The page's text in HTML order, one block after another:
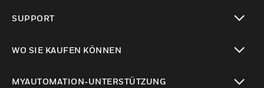
SUPPORT
WO SIE KAUFEN KÖNNEN
MYAUTOMATION-UNTERSTÜTZUNG